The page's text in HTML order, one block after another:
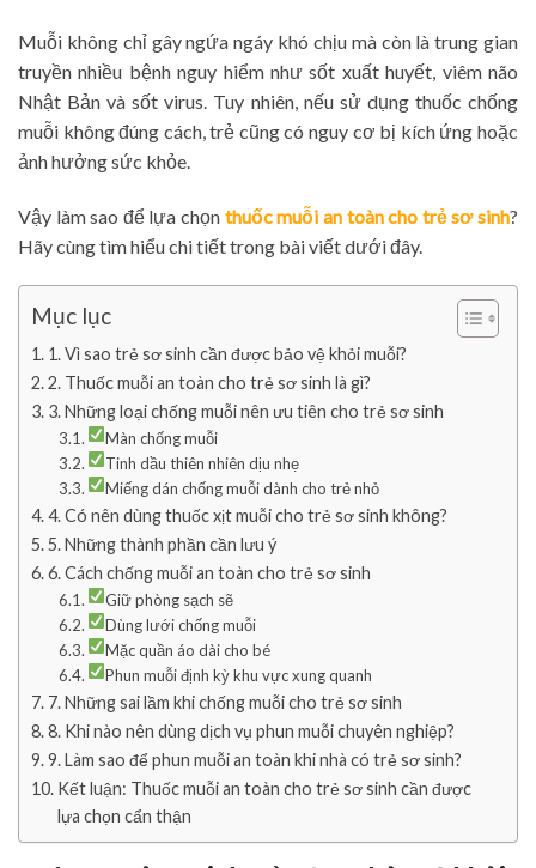
Muỗi không chỉ gây ngứa ngáy khó chịu mà còn là trung gian
truyền nhiều bệnh nguy hiểm như sốt xuất huyết, viêm não
Nhật Bản và sốt virus. Tuy nhiên, nếu sử dụng thuốc chống
muỗi không đúng cách, trẻ cũng có nguy cơ bị kích ứng hoặc
ảnh hưởng sức khỏe.
Vậy làm sao để lựa chọn thuốc muỗi an toàn cho trẻ sơ sinh?
Hãy cùng tìm hiểu chi tiết trong bài viết dưới đây.
Mục lục
1. Vì sao trẻ sơ sinh cần được bảo vệ khỏi muỗi?
2. Thuốc muỗi an toàn cho trẻ sơ sinh là gì?
3. Những loại chống muỗi nên ưu tiên cho trẻ sơ sinh
Màn chống muỗi
Tinh dầu thiên nhiên dịu nhẹ
Miếng dán chống muỗi dành cho trẻ nhỏ
4. Có nên dùng thuốc xịt muỗi cho trẻ sơ sinh không?
5. Những thành phần cần lưu ý
6. Cách chống muỗi an toàn cho trẻ sơ sinh
Giữ phòng sạch sẽ
Dùng lưới chống muỗi
Mặc quần áo dài cho bé
Phun muỗi định kỳ khu vực xung quanh
7. Những sai lầm khi chống muỗi cho trẻ sơ sinh
8. Khi nào nên dùng dịch vụ phun muỗi chuyên nghiệp?
9. Làm sao để phun muỗi an toàn khi nhà có trẻ sơ sinh?
Kết luận: Thuốc muỗi an toàn cho trẻ sơ sinh cần được
lựa chọn cẩn thận